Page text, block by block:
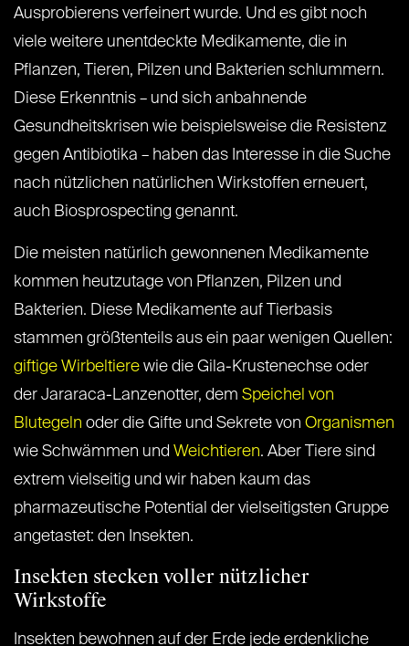
Ausprobierens verfeinert wurde. Und es gibt noch
viele weitere unentdeckte Medikamente, die in
Pflanzen, Tieren, Pilzen und Bakterien schlummern.
Diese Erkenntnis – und sich anbahnende
Gesundheitskrisen wie beispielsweise die Resistenz
gegen Antibiotika – haben das Interesse in die Suche
nach nützlichen natürlichen Wirkstoffen erneuert,
auch Biosprospecting genannt.
Die meisten natürlich gewonnenen Medikamente
kommen heutzutage von Pflanzen, Pilzen und
Bakterien. Diese Medikamente auf Tierbasis
stammen größtenteils aus ein paar wenigen Quellen:
giftige Wirbeltiere wie die Gila-Krustenechse oder
der Jararaca-Lanzenotter, dem Speichel von
Blutegeln oder die Gifte und Sekrete von Organismen
wie Schwämmen und Weichtieren. Aber Tiere sind
extrem vielseitig und wir haben kaum das
pharmazeutische Potential der vielseitigsten Gruppe
angetastet: den Insekten.
Insekten stecken voller nützlicher
Wirkstoffe
Insekten bewohnen auf der Erde jede erdenkliche